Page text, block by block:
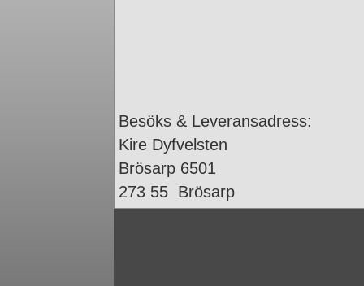
Besöks & Leveransadress:
Kire Dyfvelsten
Brösarp 6501
273 55 Brösarp